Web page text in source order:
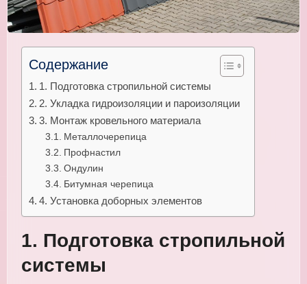
Содержание
1. Подготовка стропильной системы
2. Укладка гидроизоляции и пароизоляции
3. Монтаж кровельного материала
Металлочерепица
Профнастил
Ондулин
Битумная черепица
4. Установка доборных элементов
1. Подготовка стропильной
системы